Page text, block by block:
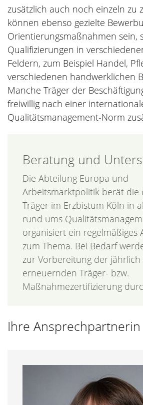
zusätzlich auch noch einzeln zu
können ebenso gezielte
Orientierungsmaßnahmen sein,
Qualifizierungen in
Feldern, zum Beispiel Handel,
verschiedenen handwerklichen
Manche Träger der
freiwillig nach einer
Qualitätsmanagement-Norm
Beratung und
Die Abteilung Europa und
Arbeitsmarktpolitik berät die
Träger im Erzbistum Köln in
rund ums
organisiert ein regelmäßiges
zum Thema. Bei Bedarf
zur Vorbereitung der jährlich
erneuernden Träger- bzw.
Maßnahmezertifizierung
Ihre Ansprechpartnerin